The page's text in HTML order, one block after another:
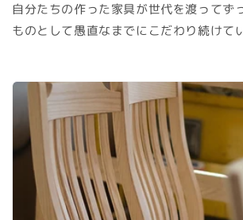
自分たちの作った家具が世代を渡ってず
ものとして愚直なまでにこだわり続けて